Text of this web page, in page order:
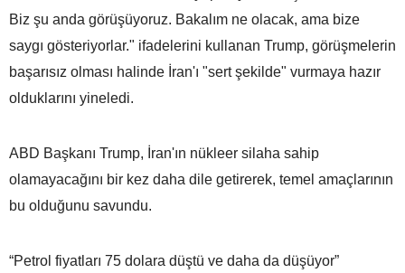
Biz şu anda görüşüyoruz. Bakalım ne olacak, ama bize
saygı gösteriyorlar." ifadelerini kullanan Trump, görüşmelerin
başarısız olması halinde İran'ı "sert şekilde" vurmaya hazır
olduklarını yineledi.
ABD Başkanı Trump, İran'ın nükleer silaha sahip
olamayacağını bir kez daha dile getirerek, temel amaçlarının
bu olduğunu savundu.
“Petrol fiyatları 75 dolara düştü ve daha da düşüyor”